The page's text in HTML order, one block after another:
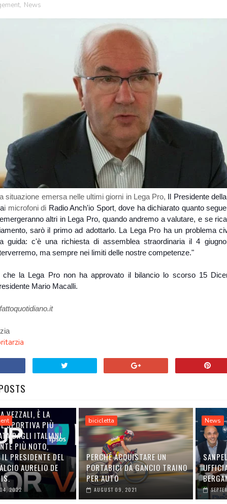
, News
situazione emersa nelle ultimi giorni in Lega Pro, Il Presidente
i microfoni di Radio Anch'io Sport,dove ha dichiarato quanto
altri in Lega Pro, quando andremo a valutare, e se
sarò il primo ad adottarlo. La Lega Pro ha un problema
guida: c'è una richiesta di assemblea straordinaria il 4
ma sempre nei limiti delle nostre competenze."
che la Lega Pro non ha approvato il bilancio lo scorso 15
Mario Macalli.
VEZZALI, È LA
SPORTIVA PIÙ
DAGLI ITALIANI.
PIÙ NOTO,
PRESIDENTE DEL
AURELIO DE
04, 2022
bicicletta
PERCHÉ ACQUISTARE UN
PORTABICI DA GANCIO TRAINO
PER AUTO
AUGUST 09, 2021
News